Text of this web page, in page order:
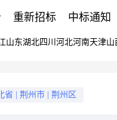
重新招标 中标通知
山东湖北四川 河北河南天津山
省 荆州市 荆州区